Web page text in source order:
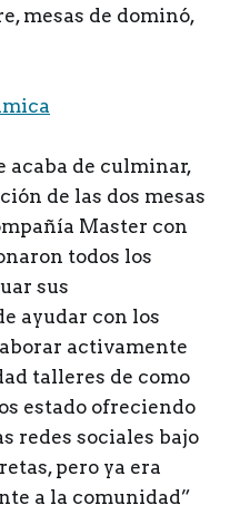
mesas de dominó,
acaba de culminar,
de las dos mesas
Master con
todos los
sus
ayudar con los
activamente
talleres de como
estado ofreciendo
redes sociales bajo
pero ya era
a la comunidad”